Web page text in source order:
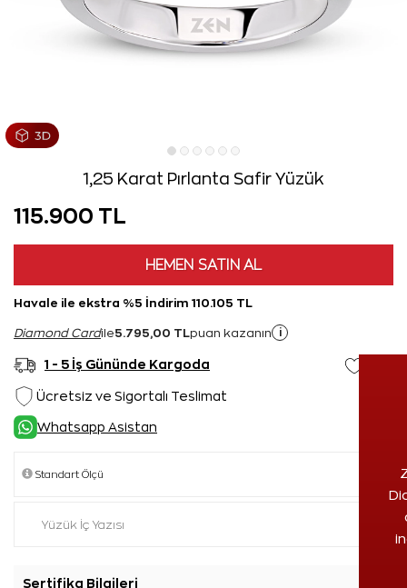
1,25 Karat Pırlanta Safir Yüzük
115.900 TL
HEMEN SATIN AL
Havale ile ekstra %5 İndirim 110.105 TL
Diamond Cardile5.795,00 TL puan kazanın i
1 - 5 İş Gününde Kargoda
Ücretsiz ve Sigortalı Teslimat
Whatsapp Asistan
Sertifika Bilgileri